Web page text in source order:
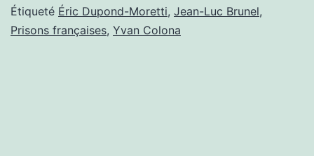
MINISTRE
DE
Étiqueté Éric Dupond-Moretti, Jean-Luc Brunel,
Prisons françaises, Yvan Colona